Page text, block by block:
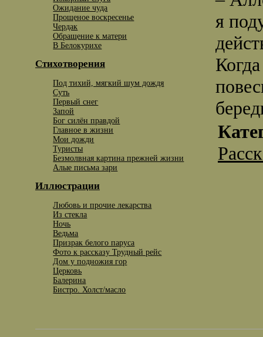
Ожидание чуда
Прощеное воскресенье
Чердак
Обращение к матери
В Белокурихе
Стихотворения
Под тихий, мягкий шум дождя
Суть
Первый снег
Запой
Бог силён правдой
Главное в жизни
Мои дожди
Туристы
Безмолвная картина прежней жизни
Алые письма зари
Иллюстрации
Любовь и прочие лекарства
Из стекла
Ночь
Ведьма
Призрак белого паруса
Фото к рассказу Трудный рейс
Дом у подножия гор
Церковь
Балерина
Бистро. Холст/масло
я